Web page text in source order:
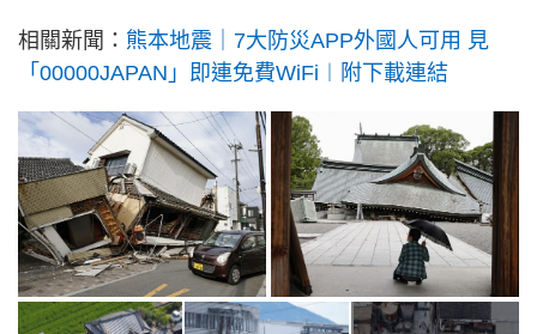
相關新聞： 熊本地震｜7大防災APP外國人可用 見
「00000JAPAN」即連免費WiFi︱附下載連結